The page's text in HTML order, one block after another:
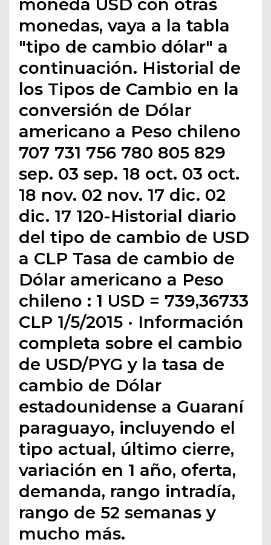
moneda USD con otras
monedas, vaya a la tabla
"tipo de cambio dólar" a
continuación. Historial de
los Tipos de Cambio en la
conversión de Dólar
americano a Peso chileno
707 731 756 780 805 829
sep. 03 sep. 18 oct. 03 oct.
18 nov. 02 nov. 17 dic. 02
dic. 17 120-Historial diario
del tipo de cambio de USD
a CLP Tasa de cambio de
Dólar americano a Peso
chileno : 1 USD = 739,36733
CLP 1/5/2015 · Información
completa sobre el cambio
de USD/PYG y la tasa de
cambio de Dólar
estadounidense a Guaraní
paraguayo, incluyendo el
tipo actual, último cierre,
variación en 1 año, oferta,
demanda, rango intradía,
rango de 52 semanas y
mucho más.